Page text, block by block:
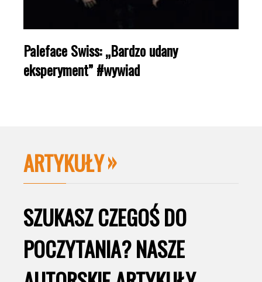
Paleface Swiss: „Bardzo udany
eksperyment” #wywiad
ARTYKUŁY
SZUKASZ CZEGOŚ DO
POCZYTANIA? NASZE